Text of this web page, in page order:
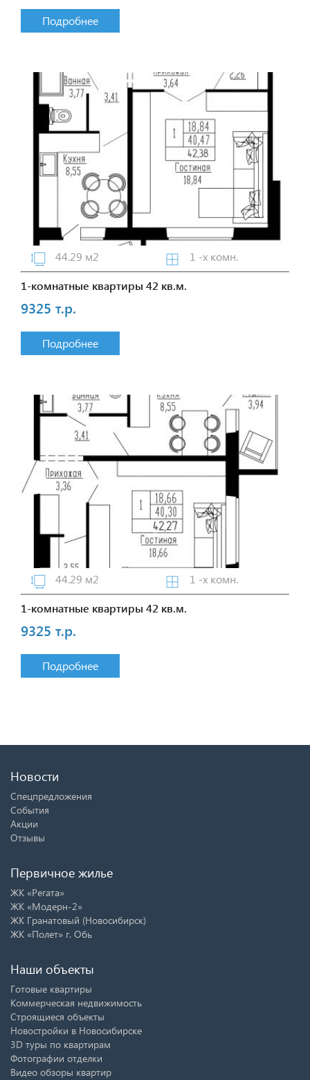
Подробнее
44.29 м2
1 -х комн.
1-комнатные квартиры 42 кв.м.
9325 т.р.
Подробнее
44.29 м2
1 -х комн.
1-комнатные квартиры 42 кв.м.
9325 т.р.
Подробнее
Новости
Спецпредложения
События
Акции
Отзывы
Первичное жилье
ЖК «Регата»
ЖК «Модерн-2»
ЖК Гранатовый (Новосибирск)
ЖК «Полет» г. Обь
Наши объекты
Готовые квартиры
Коммерческая недвижимость
Строящиеся объекты
Новостройки в Новосибирске
3D туры по квартирам
Фотографии отделки
Видео обзоры квартир